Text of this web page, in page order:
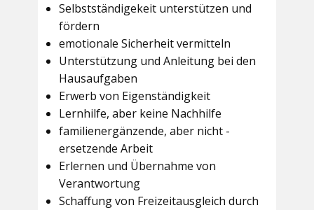
Selbstständigekeit unterstützen und
fördern
emotionale Sicherheit vermitteln
Unterstützung und Anleitung bei den
Hausaufgaben
Erwerb von Eigenständigkeit
Lernhilfe, aber keine Nachhilfe
familienergänzende, aber nicht -
ersetzende Arbeit
Erlernen und Übernahme von
Verantwortung
Schaffung von Freizeitausgleich durch